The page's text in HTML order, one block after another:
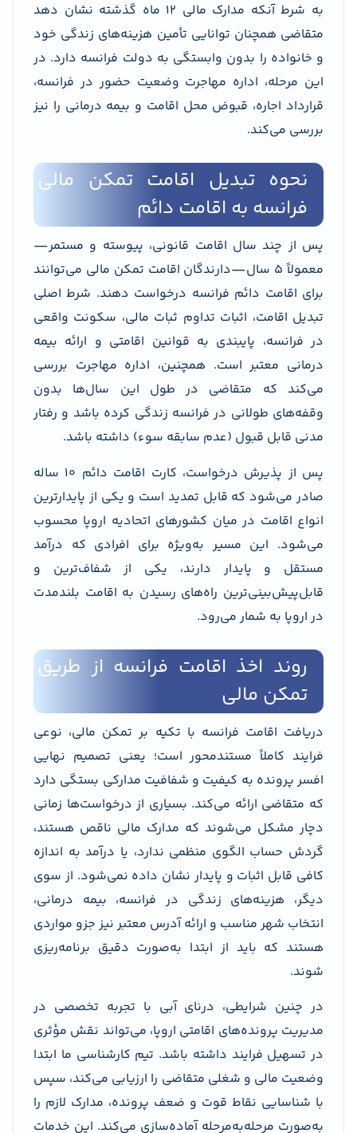
به شرط آنکه مدارک مالی ۱۲ ماه گذشته نشان دهد
متقاضی همچنان توانایی تأمین هزینه‌های زندگی خود
و خانواده را بدون وابستگی به دولت فرانسه دارد. در
این مرحله، اداره مهاجرت وضعیت حضور در فرانسه،
قرارداد اجاره، قبوض محل اقامت و بیمه درمانی را نیز
بررسی می‌کند.
نحوه تبدیل اقامت تمکن مالی
فرانسه به اقامت دائم
پس از چند سال اقامت قانونی، پیوسته و مستمر—
معمولاً ۵ سال—دارندگان اقامت تمکن مالی می‌توانند
برای اقامت دائم فرانسه درخواست دهند. شرط اصلی
تبدیل اقامت، اثبات تداوم ثبات مالی، سکونت واقعی
در فرانسه، پایبندی به قوانین اقامتی و ارائه بیمه
درمانی معتبر است. همچنین، اداره مهاجرت بررسی
می‌کند که متقاضی در طول این سال‌ها بدون
وقفه‌های طولانی در فرانسه زندگی کرده باشد و رفتار
مدنی قابل قبول (عدم سابقه سوء) داشته باشد.
پس از پذیرش درخواست، کارت اقامت دائم ۱۰ ساله
صادر می‌شود که قابل تمدید است و یکی از پایدارترین
انواع اقامت در میان کشورهای اتحادیه اروپا محسوب
می‌شود. این مسیر به‌ویژه برای افرادی که درآمد
مستقل و پایدار دارند، یکی از شفاف‌ترین و
قابل‌پیش‌بینی‌ترین راه‌های رسیدن به اقامت بلندمدت
در اروپا به شمار می‌رود.
روند اخذ اقامت فرانسه از طریق
تمکن مالی
دریافت اقامت فرانسه با تکیه بر تمکن مالی، نوعی
فرایند کاملاً مستندمحور است؛ یعنی تصمیم نهایی
افسر پرونده به کیفیت و شفافیت مدارکی بستگی دارد
که متقاضی ارائه می‌کند. بسیاری از درخواست‌ها زمانی
دچار مشکل می‌شوند که مدارک مالی ناقص هستند،
گردش حساب الگوی منظمی ندارد، یا درآمد به اندازه
کافی قابل اثبات و پایدار نشان داده نمی‌شود. از سوی
دیگر، هزینه‌های زندگی در فرانسه، بیمه درمانی،
انتخاب شهر مناسب و ارائه آدرس معتبر نیز جزو مواردی
هستند که باید از ابتدا به‌صورت دقیق برنامه‌ریزی
شوند.
در چنین شرایطی، درنای آبی با تجربه تخصصی در
مدیریت پرونده‌های اقامتی اروپا، می‌تواند نقش مؤثری
در تسهیل فرایند داشته باشد. تیم کارشناسی ما ابتدا
وضعیت مالی و شغلی متقاضی را ارزیابی می‌کند، سپس
با شناسایی نقاط قوت و ضعف پرونده، مدارک لازم را
به‌صورت مرحله‌به‌مرحله آماده‌سازی می‌کند. این خدمات